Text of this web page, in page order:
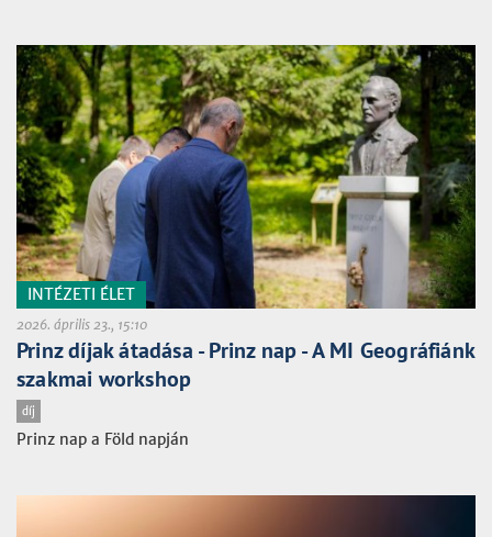
INTÉZETI ÉLET
2026. április 23., 15:10
Prinz díjak átadása - Prinz nap - A MI Geográfiánk
szakmai workshop
díj
Prinz nap a Föld napján